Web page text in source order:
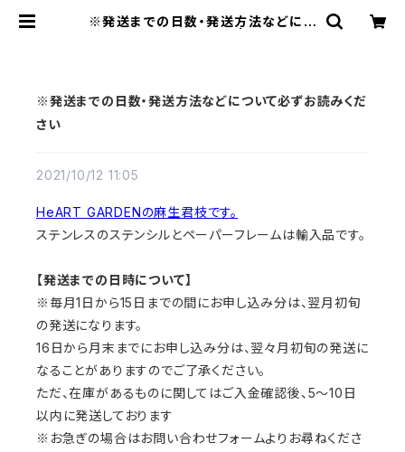
※発送までの日数・発送方法などにつ
※発送までの日数・発送方法などについて必ずお読みくだ
さい
2021/10/12 11:05
HeART GARDENの麻生君枝です。
ステンレスのステンシルとペーパーフレームは輸入品です。
【発送までの日時について】
※毎月1日から15日までの間にお申し込み分は、翌月初旬
の発送になります。
16日から月末までにお申し込み分は、翌々月初旬の発送に
なることがありますのでご了承ください。
ただ、在庫があるものに関してはご入金確認後、5～10日
以内に発送しております
※お急ぎの場合はお問い合わせフォームよりお尋ねくださ